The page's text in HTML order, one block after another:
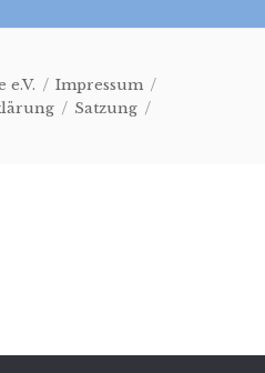
e.V.
Impressum
Satzung